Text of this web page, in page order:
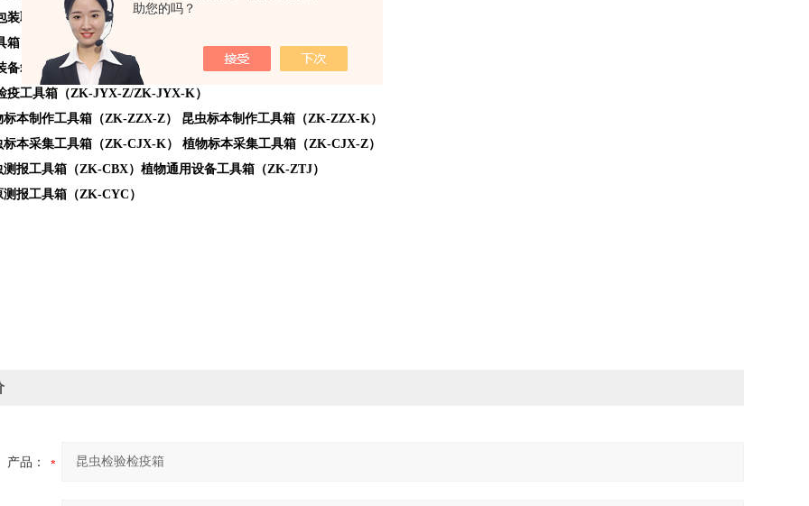
助您的吗？
装取样工具箱（ZK-QYX-A , ZK-QYX-B）
箱（ZK-LQY-A , ZK-LQY-B）
备箱（ZK-BXC-A ,ZK-BXC-B）
疫工具箱（ZK-JYX-Z/ZK-JYX-K）
作工具箱（ZK-ZZX-Z） 昆虫标本制作工具箱（ZK-ZZX-K）
集工具箱（ZK-CJX-K） 植物标本采集工具箱（ZK-CJX-Z）
具箱（ZK-CBX）植物通用设备工具箱（ZK-ZTJ）
具箱（ZK-CYC）
产品：